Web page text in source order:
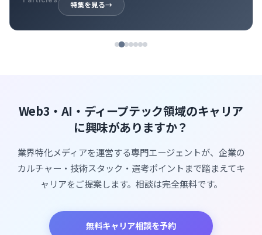
特集を見る→
Web3・AI・ディープテック領域のキャリア
に興味がありますか？
業界特化メディアを運営する専門エージェントが、企業の
カルチャー・技術スタック・選考ポイントまで踏まえてキ
ャリアをご提案します。相談は完全無料です。
無料キャリア相談を予約